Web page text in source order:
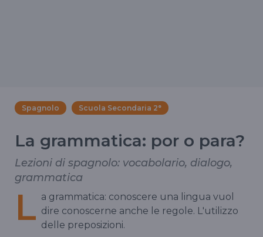
Spagnolo Scuola Secondaria 2°
La grammatica: por o para?
Lezioni di spagnolo: vocabolario, dialogo,
grammatica
L a grammatica: conoscere una lingua vuol
dire conoscerne anche le regole. L'utilizzo
delle preposizioni.